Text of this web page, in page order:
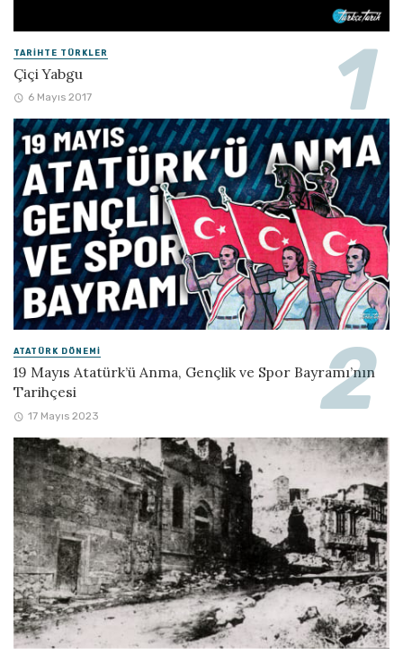
TARIHTE TÜRKLER
Çiçi Yabgu
6 Mayıs 2017
ATATÜRK DÖNEMI
19 Mayıs Atatürk’ü Anma, Gençlik ve Spor Bayramı’nın
Tarihçesi
17 Mayıs 2023